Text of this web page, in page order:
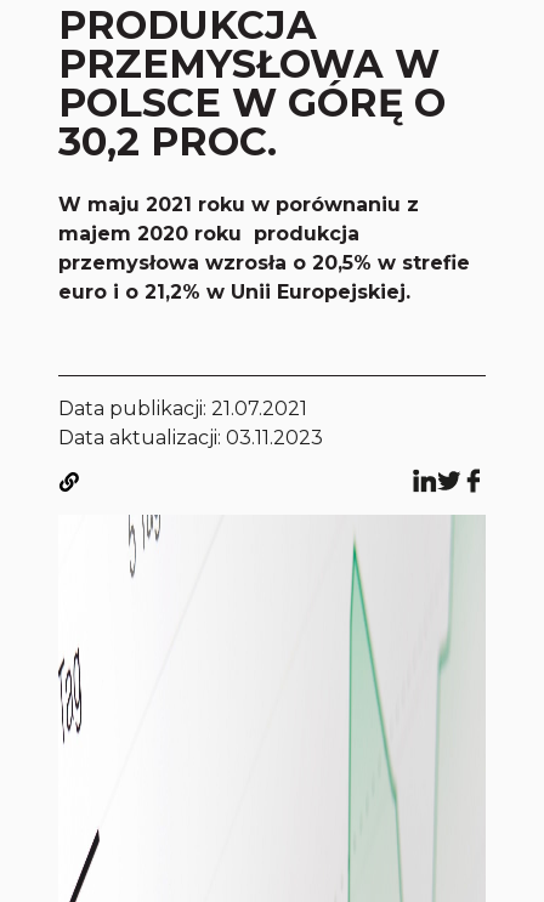
PRODUKCJA
PRZEMYSŁOWA W
POLSCE W GÓRĘ O
30,2 PROC.
W maju 2021 roku w porównaniu z
majem 2020 roku produkcja
przemysłowa wzrosła o 20,5% w strefie
euro i o 21,2% w Unii Europejskiej.
Data publikacji:21.07.2021
Data aktualizacji: 03.11.2023